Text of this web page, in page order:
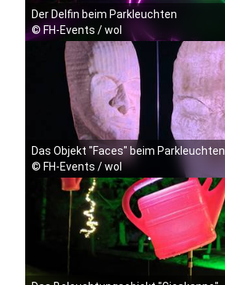
Der Delfin beim Parkleuchten
© FH-Events / wol
Das Objekt "Faces" beim Parkleuchten
© FH-Events / wol